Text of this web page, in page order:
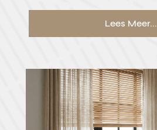
Lees Meer...